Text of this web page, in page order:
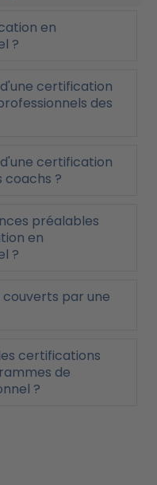
en
?
certification
des
certification
coachs ?
préalables
en
?
par une
certifications
de
?